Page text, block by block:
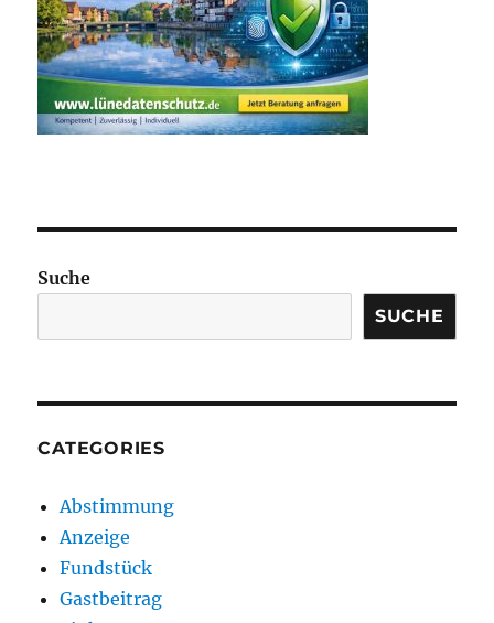
Suche
SUCHE
CATEGORIES
Abstimmung
Anzeige
Fundstück
Gastbeitrag